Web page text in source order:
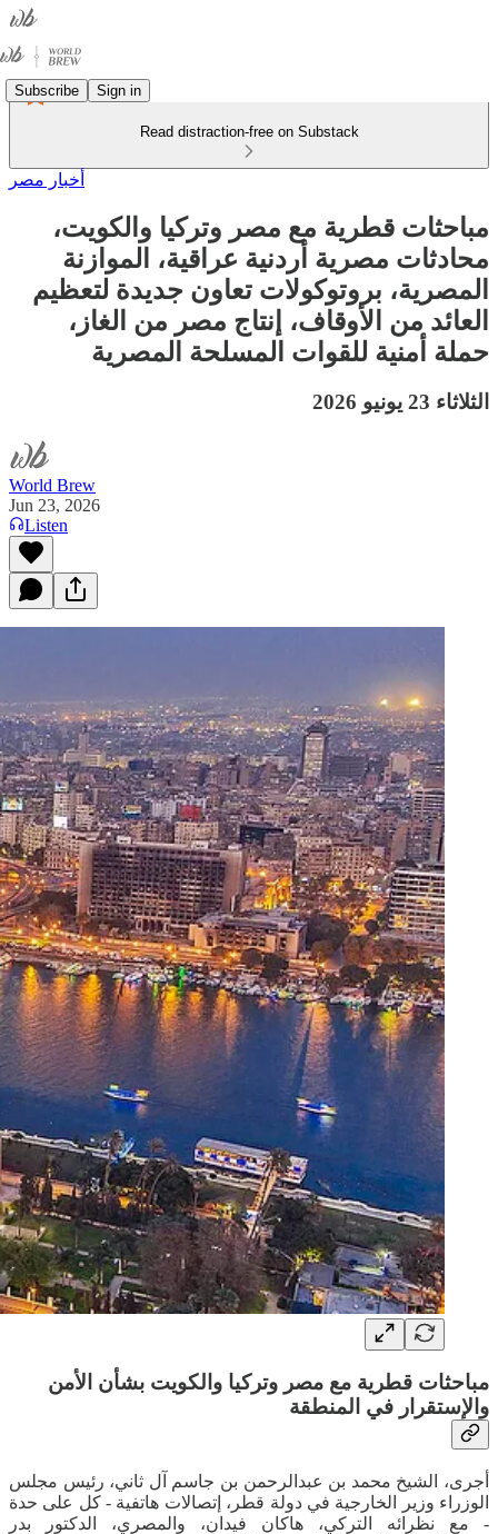
Subscribe Sign in
Read distraction-free on Substack
أخبار مصر
مباحثات قطرية مع مصر وتركيا والكويت،
محادثات مصرية أردنية عراقية، الموازنة
المصرية، بروتوكولات تعاون جديدة لتعظيم
العائد من الأوقاف، إنتاج مصر من الغاز،
حملة أمنية للقوات المسلحة المصرية
الثلاثاء 23 يونيو 2026
World Brew
Jun 23, 2026
Listen
مباحثات قطرية مع مصر وتركيا والكويت بشأن الأمن
والإستقرار في المنطقة
أجرى، الشيخ محمد بن عبدالرحمن بن جاسم آل ثاني، رئيس مجلس
الوزراء وزير الخارجية في دولة قطر، إتصالات هاتفية - كل على حدة
- مع نظرائه التركي، هاكان فيدان، والمصري، الدكتور بدر